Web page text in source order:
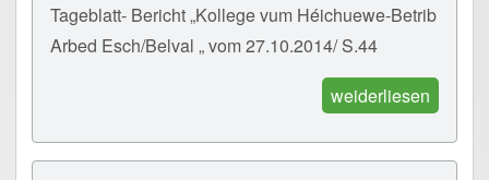
Tageblatt- Bericht „Kollege vum Héichuewe-Betrib
Arbed Esch/Belval „ vom 27.10.2014/ S.44
weiderliesen